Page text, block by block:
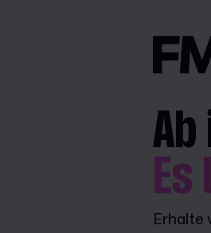
Ab
Erhalte